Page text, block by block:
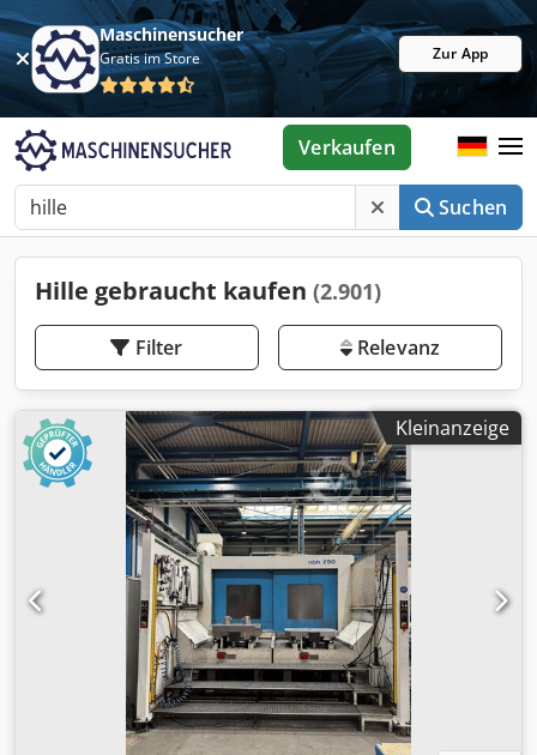
Maschinensucher
Gratis im Store Zur App
Suchen
Verkaufen
Hille gebraucht kaufen (2.901)
Filter Relevanz
Kleinanzeige